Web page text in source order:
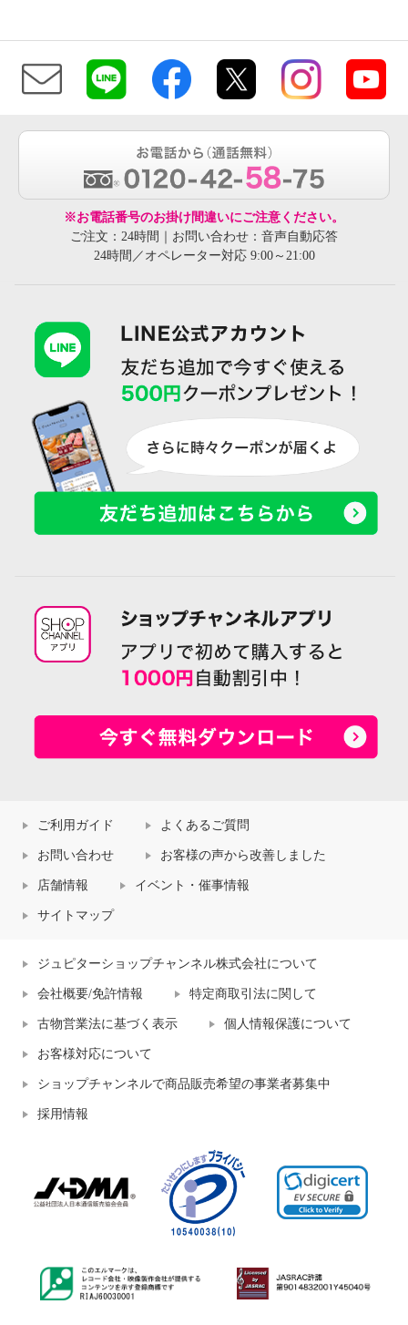
※お電話番号のお掛け間違いにご注意ください。
ご注文：24時間｜お問い合わせ：音声自動応答
24時間／オペレーター対応 9:00～21:00
ご利用ガイド よくあるご質問
お問い合わせ お客様の声から改善しました
店舗情報 イベント・催事情報
サイトマップ
ジュピターショップチャンネル株式会社について
会社概要/免許情報 特定商取引法に関して
古物営業法に基づく表示 個人情報保護について
お客様対応について
ショップチャンネルで商品販売希望の事業者募集中
採用情報